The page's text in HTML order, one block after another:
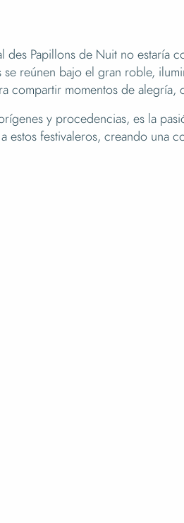
des Papillons de Nuit no estaría
se reúnen bajo el gran roble,
compartir momentos de alegría,
y procedencias, es la
estos festivaleros, creando una